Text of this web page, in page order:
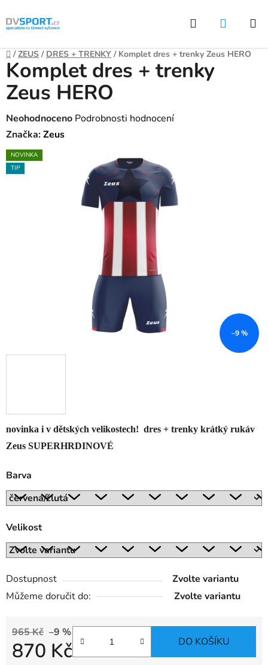
Přejít
na
Hledat
Domů
/ ZEUS / DRES + TRENKY / Komplet dres + trenky Zeus HERO
novinka i v dětských velikostech! dres + trenky krátký rukáv
Zeus SUPERHRDINOVÉ
Barva
Velikost
Dostupnost
Zvolte variantu
Můžeme doručit do:
Zvolte variantu
965 Kč –9 %
870 Kč DO KOŠÍKU
Komplet dres + trenky
Zeus HERO
Průměrné
hodnocení
produktu
je
Neohodnoceno Podrobnosti hodnocení
Značka:Zeus
NOVINKA
TIP
–9 %